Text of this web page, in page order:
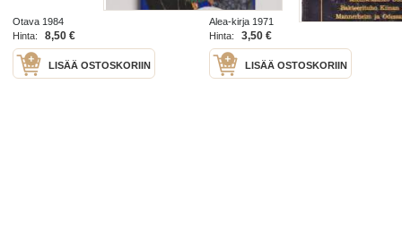
Otava 1984
Hinta:
8,50 €
LISÄÄ OSTOSKORIIN
Alea-kirja 1971
Hinta:
3,50 €
LISÄÄ OSTOSKORIIN